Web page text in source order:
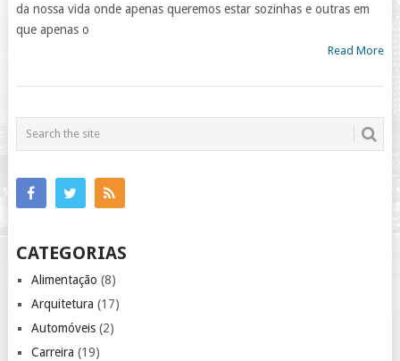
da nossa vida onde apenas queremos estar sozinhas e outras em
que apenas o
Read More
CATEGORIAS
Alimentação (8)
Arquitetura (17)
Automóveis(2)
Carreira (19)